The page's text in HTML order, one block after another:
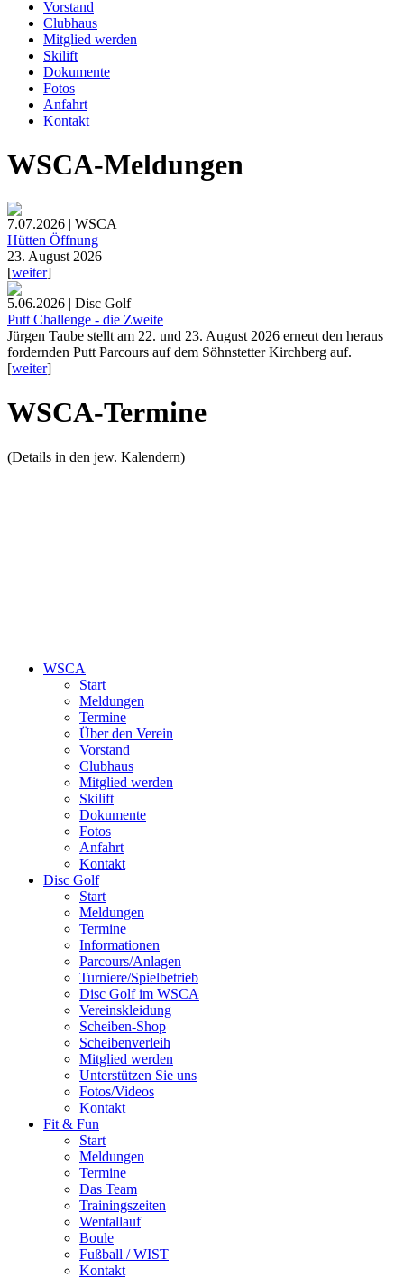
Vorstand
Clubhaus
Mitglied werden
Skilift
Dokumente
Fotos
Anfahrt
Kontakt
WSCA-Meldungen
7.07.2026 | WSCA
Hütten Öffnung
23. August 2026
[weiter]
5.06.2026 | Disc Golf
Putt Challenge - die Zweite
Jürgen Taube stellt am 22. und 23. August 2026 erneut den heraus
fordernden Putt Parcours auf dem Söhnstetter Kirchberg auf.
[weiter]
WSCA-Termine
(Details in den jew. Kalendern)
WSCA
Start
Meldungen
Termine
Über den Verein
Vorstand
Clubhaus
Mitglied werden
Skilift
Dokumente
Fotos
Anfahrt
Kontakt
Disc Golf
Start
Meldungen
Termine
Informationen
Parcours/Anlagen
Turniere/Spielbetrieb
Disc Golf im WSCA
Vereinskleidung
Scheiben-Shop
Scheibenverleih
Mitglied werden
Unterstützen Sie uns
Fotos/Videos
Kontakt
Fit & Fun
Start
Meldungen
Termine
Das Team
Trainingszeiten
Wentallauf
Boule
Fußball / WIST
Kontakt